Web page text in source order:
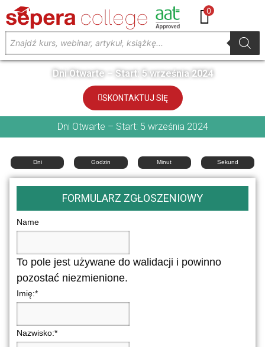
0
Dni Otwarte – Start: 5 września 2024
SKONTAKTUJ SIĘ
Dni Otwarte – Start: 5 września 2024
Dni Godzin Minut Sekund
FORMULARZ ZGŁOSZENIOWY
Name
To pole jest używane do walidacji i powinno
pozostać niezmienione.
Imię:*
Nazwisko:*